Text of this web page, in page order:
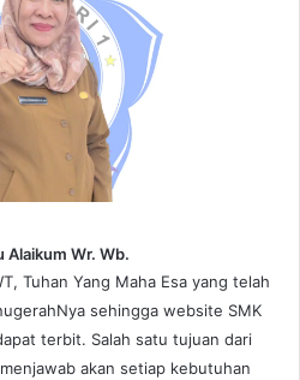
Alaikum Wr. Wb.
Tuhan Yang Maha Esa yang telah
sehingga website SMK
terbit. Salah satu tujuan dari
akan setiap kebutuhan